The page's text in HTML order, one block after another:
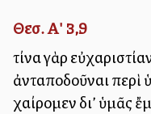
Θεσ. Α' 3,9
τίνα γὰρ
ἀνταποδοῦναι περὶ
χαίρομεν δι’ ὑμᾶς